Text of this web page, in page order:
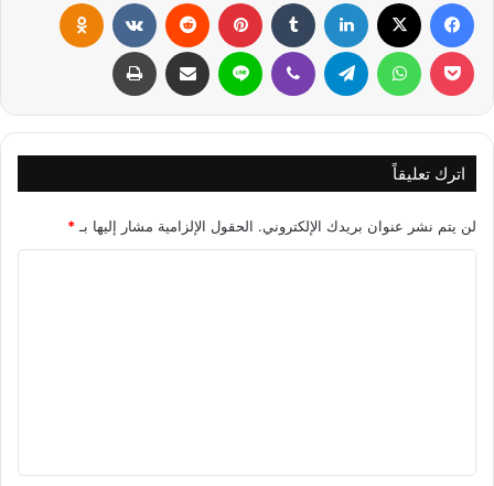
اترك تعليقاً
لن يتم نشر عنوان بريدك الإلكتروني. الحقول الإلزامية مشار إليها بـ *